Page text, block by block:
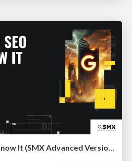
End of SEO as We Know It (SMX Advanced Version)